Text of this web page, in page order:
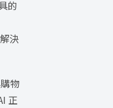
的
決
物
正